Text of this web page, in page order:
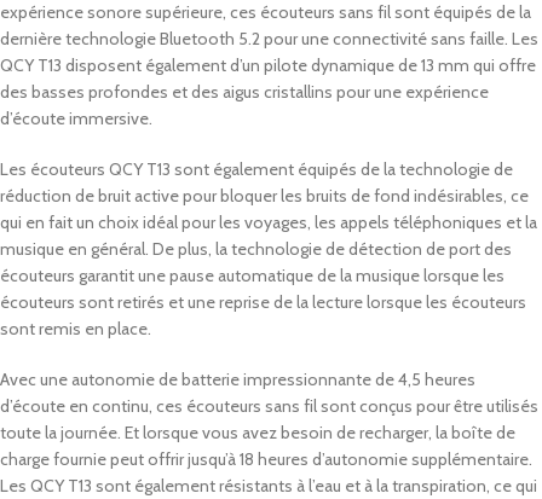
expérience sonore supérieure, ces écouteurs sans fil sont équipés de la
dernière technologie Bluetooth 5.2 pour une connectivité sans faille. Les
QCY T13 disposent également d’un pilote dynamique de 13 mm qui offre
des basses profondes et des aigus cristallins pour une expérience
d’écoute immersive.
Les écouteurs QCY T13 sont également équipés de la technologie de
réduction de bruit active pour bloquer les bruits de fond indésirables, ce
qui en fait un choix idéal pour les voyages, les appels téléphoniques et la
musique en général. De plus, la technologie de détection de port des
écouteurs garantit une pause automatique de la musique lorsque les
écouteurs sont retirés et une reprise de la lecture lorsque les écouteurs
sont remis en place.
Avec une autonomie de batterie impressionnante de 4,5 heures
d’écoute en continu, ces écouteurs sans fil sont conçus pour être utilisés
toute la journée. Et lorsque vous avez besoin de recharger, la boîte de
charge fournie peut offrir jusqu’à 18 heures d’autonomie supplémentaire.
Les QCY T13 sont également résistants à l’eau et à la transpiration, ce qui